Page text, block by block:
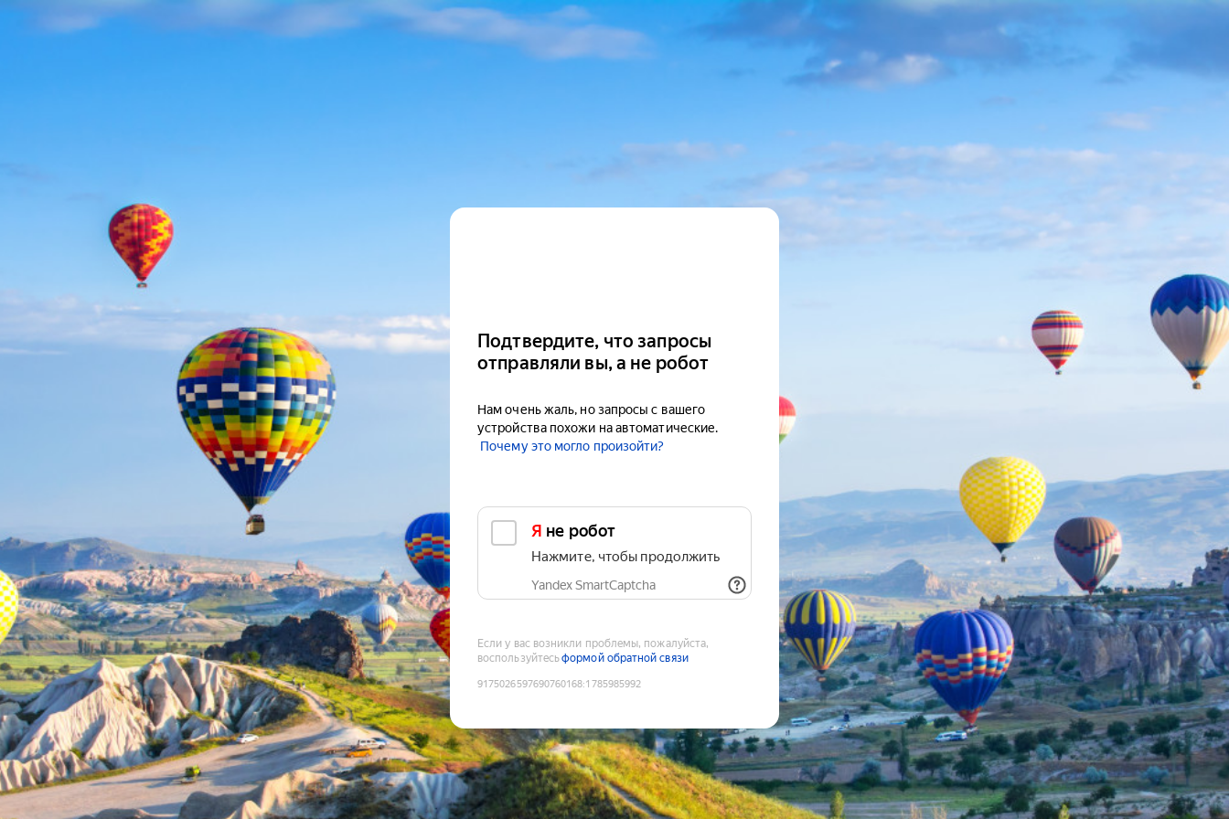
Подтвердите, что запросы
отправляли вы, а не робот
Нам очень жаль, но запросы с вашего
устройства похожи на автоматические.
Почему это могло произойти?
Я не робот
Нажмите, чтобы продолжить
Yandex SmartCaptcha
Если у вас возникли проблемы, пожалуйста,
воспользуйтесьформой обратной связи
9175026597690760168:1785985992